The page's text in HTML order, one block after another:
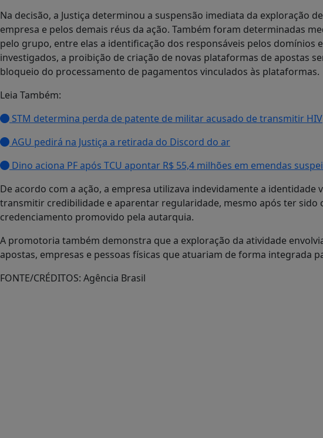
Na decisão, a Justiça determinou a suspensão imediata da exploração
empresa e pelos demais réus da ação. Também foram determinadas
pelo grupo, entre elas a identificação dos responsáveis pelos domínios
investigados, a proibição de criação de novas plataformas de apostas
bloqueio do processamento de pagamentos vinculados às plataformas.
Leia Também:
STM determina perda de patente de militar acusado de transmitir HIV
AGU pedirá na Justiça a retirada do Discord do ar
Dino aciona PF após TCU apontar R$ 55,4 milhões em emendas
De acordo com a ação, a empresa utilizava indevidamente a
transmitir credibilidade e aparentar regularidade, mesmo após ter sido
credenciamento promovido pela autarquia.
A promotoria também demonstra que a exploração da atividade
apostas, empresas e pessoas físicas que atuariam de forma integrada
FONTE/CRÉDITOS: Agência Brasil